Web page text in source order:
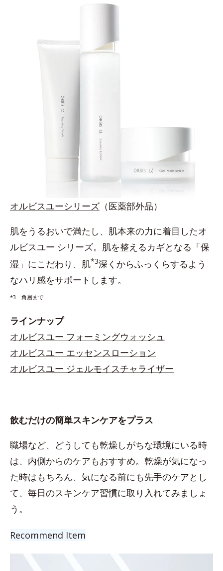
オルビスユーシリーズ （医薬部外品）
肌をうるおいで満たし、肌本来の力に着目したオ
ルビスユー シリーズ。肌を整えるカギとなる「保
湿」にこだわり、肌*3深くからふっくらするよう
なハリ感をサポートします。
*3 角層まで
ラインナップ
オルビスユー フォーミングウォッシュ
オルビスユー エッセンスローション
オルビスユー ジェルモイスチャライザー
飲むだけの簡単スキンケアをプラス
職場など、どうしても乾燥しがちな環境にいる時
は、内側からのケアもおすすめ。乾燥が気になっ
た時はもちろん、気になる前にも先手のケアとし
て、毎日のスキンケア習慣に取り入れてみましょ
う。
Recommend Item